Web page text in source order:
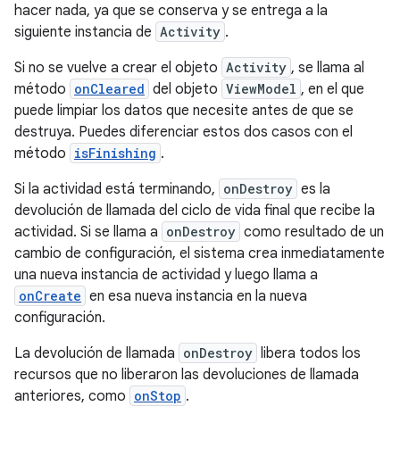
hacer nada, ya que se conserva y se entrega a la
siguiente instancia de Activity .
Si no se vuelve a crear el objeto Activity , se llama al
método onCleared del objeto ViewModel , en el que
puede limpiar los datos que necesite antes de que se
destruya. Puedes diferenciar estos dos casos con el
método isFinishing .
Si la actividad está terminando, onDestroy es la
devolución de llamada del ciclo de vida final que recibe la
actividad. Si se llama a onDestroy como resultado de un
cambio de configuración, el sistema crea inmediatamente
una nueva instancia de actividad y luego llama a
onCreate en esa nueva instancia en la nueva
configuración.
La devolución de llamada onDestroy
libera todos los
recursos que no liberaron las devoluciones de llamada
anteriores, como onStop .